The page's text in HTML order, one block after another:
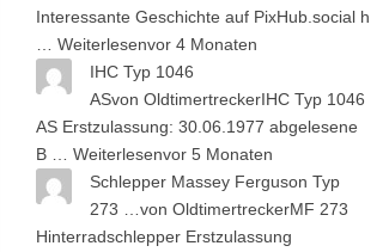
Interessante Geschichte auf PixHub.social h
Weiterlesenvor 4 Monaten
IHC Typ 1046
ASvon OldtimertreckerIHC Typ 1046
AS Erstzulassung: 30.06.1977 abgelesene
B … Weiterlesenvor 5 Monaten
Schlepper Massey Ferguson Typ
273 … von OldtimertreckerMF 273
Hinterradschlepper Erstzulassung